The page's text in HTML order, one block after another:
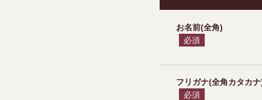
お名前(全角)
必須
フリガナ(全角カタカナ
必須